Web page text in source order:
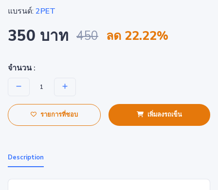
แบรนด์: 2PET
350 บาท 450 ลด 22.22%
จำนวน :
รายการที่ชอบ เพิ่มลงรถเข็น
Description